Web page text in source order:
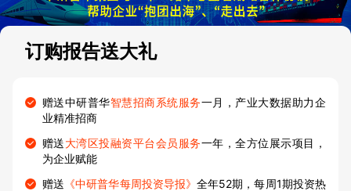
订购报告送大礼
赠送中研普华智慧招商系统服务一月，产业大数据助力企
业精准招商
赠送大湾区投融资平台会员服务一年，全方位展示项目，
为企业赋能
赠送 《中研普华每周投资导报》全年52期，每周1期投资热